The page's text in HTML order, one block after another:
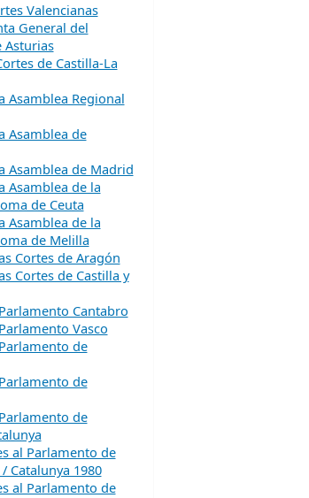
Valencianas
General del
Asturias
de Castilla-La
Asamblea Regional
Asamblea de
Asamblea de Madrid
Asamblea de la
de Ceuta
Asamblea de la
de Melilla
Cortes de Aragón
Cortes de Castilla y
Cantabro
Vasco
de
de
de
al Parlamento de
Catalunya 1980
al Parlamento de